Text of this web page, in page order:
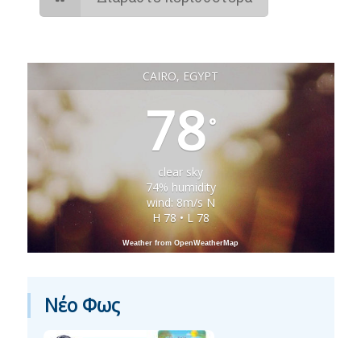
CAIRO, EGYPT
78°
clear sky
74% humidity
wind: 8m/s N
H 78 • L 78
Weather from OpenWeatherMap
Νέο Φως